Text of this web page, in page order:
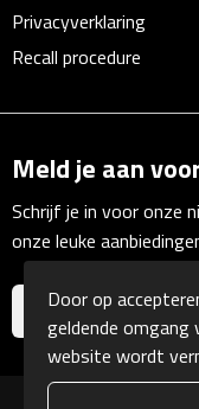
Fietsverlichting
Zadelhoezen
Drinkwaren
Bekers
Bidons
Privacyverklaring
Recall procedure
Meld je aan
Schrijf je in voor onze
onze leuke
Door op
geldende
website wordt